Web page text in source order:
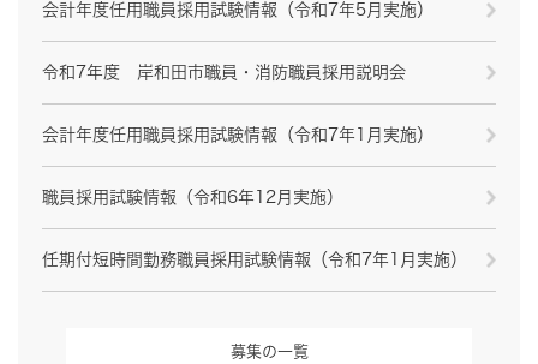
会計年度任用職員採用試験情報（令和7年5月実施）
令和7年度 岸和田市職員・消防職員採用説明会
会計年度任用職員採用試験情報（令和7年1月実施）
職員採用試験情報（令和6年12月実施）
任期付短時間勤務職員採用試験情報（令和7年1月実施）
募集の一覧